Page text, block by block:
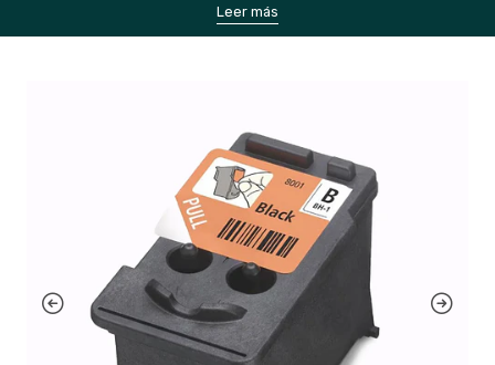
Leer más